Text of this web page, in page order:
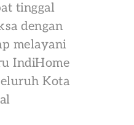
tinggal
dengan
melayani
IndiHome
Kota